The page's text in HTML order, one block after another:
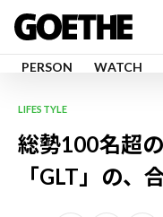
PERSON WATCH
LIFESTYLE
総勢100名超
「GLT」の、